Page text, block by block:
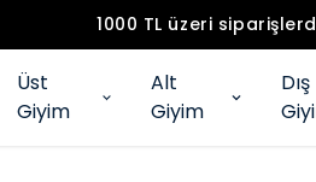
1000 TL üzeri
Üst
Giyim
Alt
Giyim
Dış